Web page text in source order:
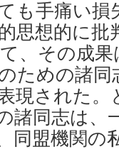
も手痛い
思想的に批
、その成
ための諸同
現された。
諸同志は、
同盟機関の